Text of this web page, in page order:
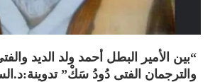
“بين الأمير البطل أحمد ولد الديد
والترجمان الفتى دُودُ سَكْ”